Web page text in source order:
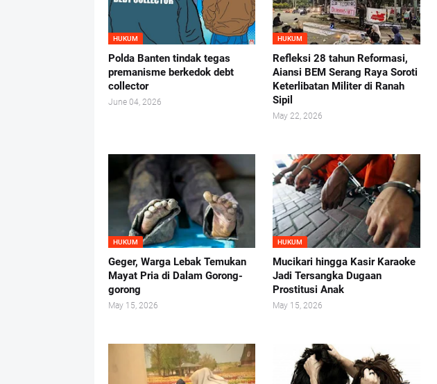
HUKUM
Polda Banten tindak tegas
premanisme berkedok debt
collector
June 04, 2026
HUKUM
Refleksi 28 tahun Reformasi,
Aiansi BEM Serang Raya Soroti
Keterlibatan Militer di Ranah
Sipil
May 22, 2026
HUKUM
Geger, Warga Lebak Temukan
Mayat Pria di Dalam Gorong-
gorong
May 15, 2026
HUKUM
Mucikari hingga Kasir Karaoke
Jadi Tersangka Dugaan
Prostitusi Anak
May 15, 2026